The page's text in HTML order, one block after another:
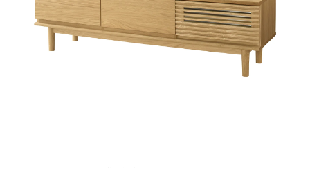
ラグ
ファブリック雑貨